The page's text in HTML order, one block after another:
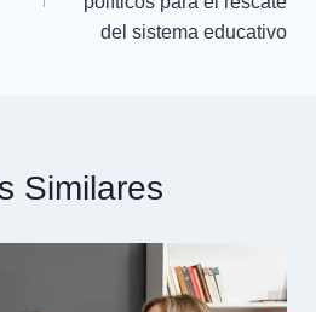
del sistema educativo
Similares